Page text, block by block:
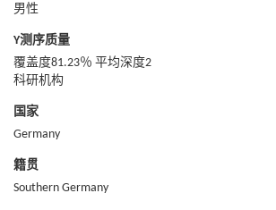
男性
Y测序质量
覆盖度81.23％ 平均深度2
科研机构
国家
Germany
籍贯
Southern Germany